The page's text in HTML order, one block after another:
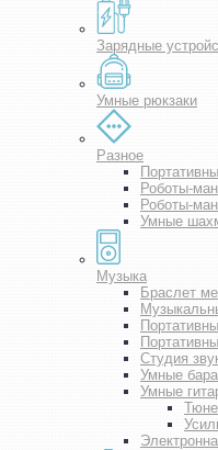
Зарядные
Умные рюкзаки
Разное
Роботы-
Роботы-
Умные
Музыка
Браслет
Студия
Умные
Умные